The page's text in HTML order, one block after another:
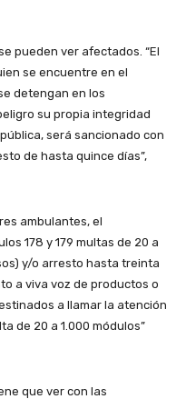
pueden ver afectados. “El
se encuentre en el
detengan en los
su propia integridad
será sancionado con
de hasta quince días”,
ambulantes, el
178 y 179 multas de 20 a
y/o arresto hasta treinta
a viva voz de productos o
a llamar la atención
de 20 a 1.000 módulos”
que ver con las